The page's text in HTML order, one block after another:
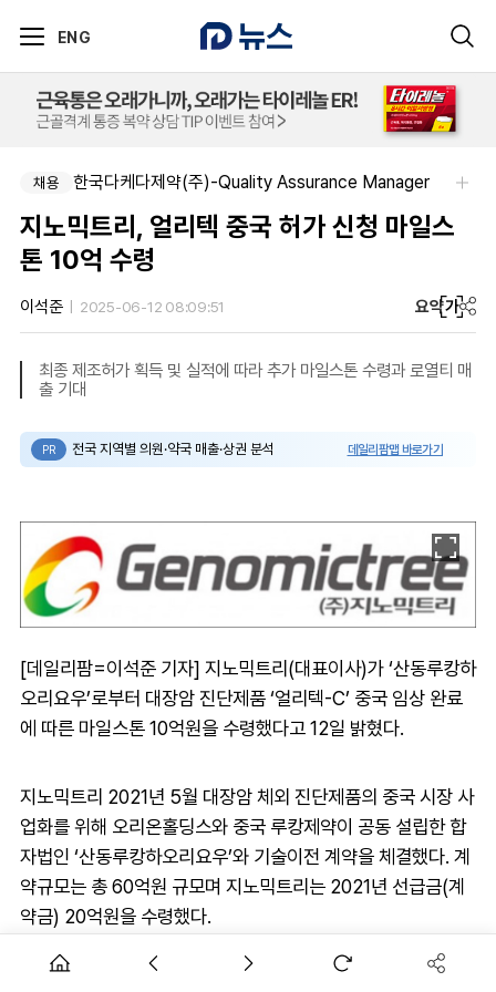
ENG
채용 한국다케다제약(주)-Quality Assurance Manager
지노믹트리, 얼리텍 중국 허가 신청 마일스
톤 10억 수령
이석준 2025-06-12 08:09:51 요약가
최종 제조허가 획득 및 실적에 따라 추가 마일스톤 수령과 로열티 매
출 기대
PR 전국 지역별 의원·약국 매출·상권 분석 데일리팜맵 바로가기
[데일리팜=이석준 기자] 지노믹트리(대표이사)가 ‘산동루캉하
오리요우’로부터 대장암 진단제품 ‘얼리텍-C’ 중국 임상 완료
에 따른 마일스톤 10억원을 수령했다고 12일 밝혔다.
지노믹트리 2021년 5월 대장암 체외 진단제품의 중국 시장 사
업화를 위해 오리온홀딩스와 중국 루캉제약이 공동 설립한 합
자법인 ‘산동루캉하오리요우’와 기술이전 계약을 체결했다. 계
약규모는 총 60억원 규모며 지노믹트리는 2021년 선급금(계
약금) 20억원을 수령했다.
‘산동루캉하오리요우’는 이후 중국 현지에서 대장암 체외진단